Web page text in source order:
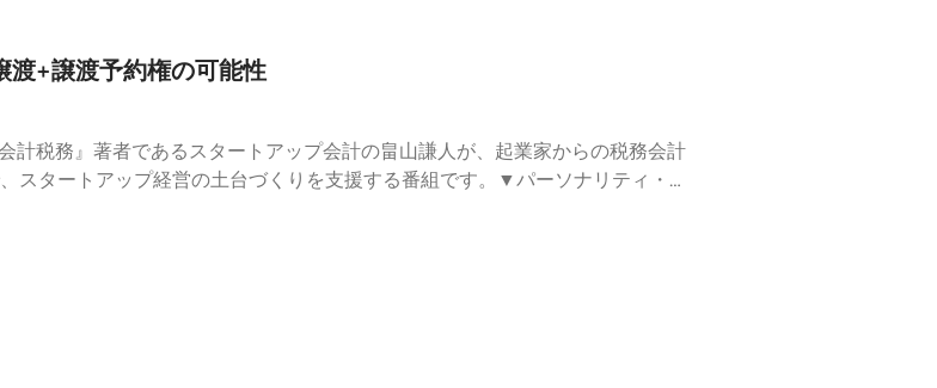
+譲渡予約権の可能性
計税務』著者であるスタートアップ会計の畠山謙人が、起業家からの税務会計
スタートアップ経営の土台づくりを支援する番組です。▼パーソナリティ・⁠⁠⁠⁠⁠畠